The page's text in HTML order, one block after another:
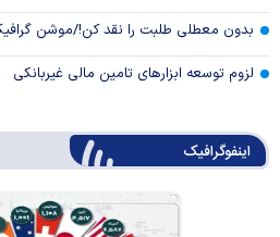
بدون معطلی طلبت را نقد کن!/موشن
لزوم توسعه ابزارهای تامین مالی غیربانکی
اینفوگرافیک